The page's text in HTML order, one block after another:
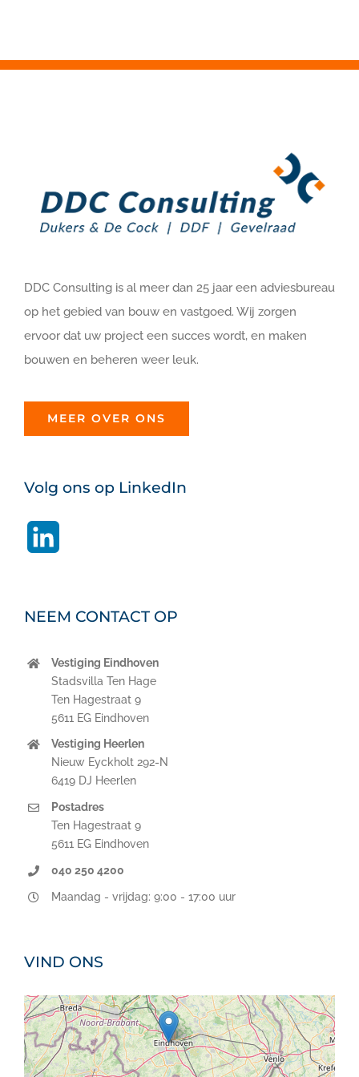
DDC Consulting is al meer dan 25 jaar een adviesbureau
op het gebied van bouw en vastgoed. Wij zorgen
ervoor dat uw project een succes wordt, en maken
bouwen en beheren weer leuk.
MEER OVER ONS
Volg ons op LinkedIn
NEEM CONTACT OP
Vestiging Eindhoven
Stadsvilla Ten Hage
Ten Hagestraat 9
5611 EG Eindhoven
Vestiging Heerlen
Nieuw Eyckholt 292-N
6419 DJ Heerlen
Postadres
Ten Hagestraat 9
5611 EG Eindhoven
040 250 4200
Maandag - vrijdag: 9:00 - 17:00 uur
VIND ONS